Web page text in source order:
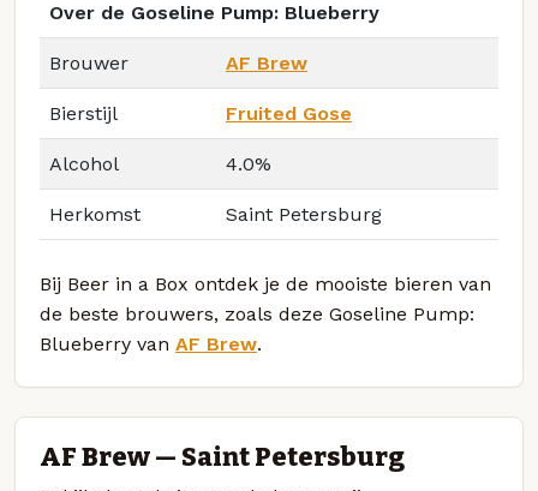
Over de Goseline Pump: Blueberry
Brouwer AF Brew
Bierstijl Fruited Gose
Alcohol 4.0%
Herkomst Saint Petersburg
Bij Beer in a Box ontdek je de mooiste bieren van
de beste brouwers, zoals deze Goseline Pump:
Blueberry van AF Brew.
AF Brew — Saint Petersburg